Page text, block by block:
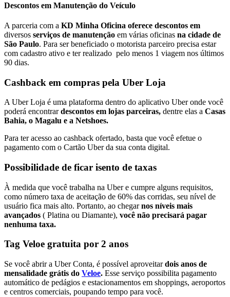
Descontos em Manutenção do Veículo
A parceria com a KD Minha Oficina oferece descontos em
diversos serviços de manutenção em várias oficinas na cidade de
São Paulo. Para ser beneficiado o motorista parceiro precisa estar
com cadastro ativo e ter realizado pelo menos 1 viagem nos últimos
90 dias.
Cashback em compras pela Uber Loja
A Uber Loja é uma plataforma dentro do aplicativo Uber onde você
poderá encontrardescontos em lojas parceiras, dentre elas a Casas
Bahia, o Magalu e a Netshoes.
Para ter acesso ao cashback ofertado, basta que você efetue o
pagamento com o Cartão Uber da sua conta digital.
Possibilidade de ficar isento de taxas
À medida que você trabalha na Uber e cumpre alguns requisitos,
como número taxa de aceitação de 60% das corridas, seu nível de
usuário fica mais alto. Portanto, ao chegarnos níveis mais
avançados ( Platina ou Diamante), você não precisará pagar
nenhuma taxa.
Tag Veloe gratuita por 2 anos
Se você abrir a Uber Conta, é possível aproveitardois anos de
mensalidade grátis do Veloe. Esse serviço possibilita pagamento
automático de pedágios e estacionamentos em shoppings, aeroportos
e centros comerciais, poupando tempo para você.